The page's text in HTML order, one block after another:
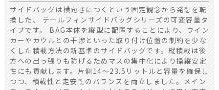
サイドバッグは横向きにつくという固定観念から発想を転
換した、 テールフィンサイドバッグシリーズの可変容量タ
イプです。 BAG本体を縦型に配置することにより、ウイン
カーやカウルとの干渉といった取り付け位置の制約を少な
くした積載方法の新基準のサイドバッグです。縦積載は後
方への出っ張りも防げるためマスの集中化により操縦安定
性にも貢献します。片側14～23.5リットルと容量を確保し
つつ、積載性と走安性のバランスを両立しました。メイン